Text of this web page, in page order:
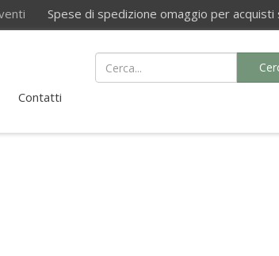
Spese di spedizione omaggio per acquisti
Contatti